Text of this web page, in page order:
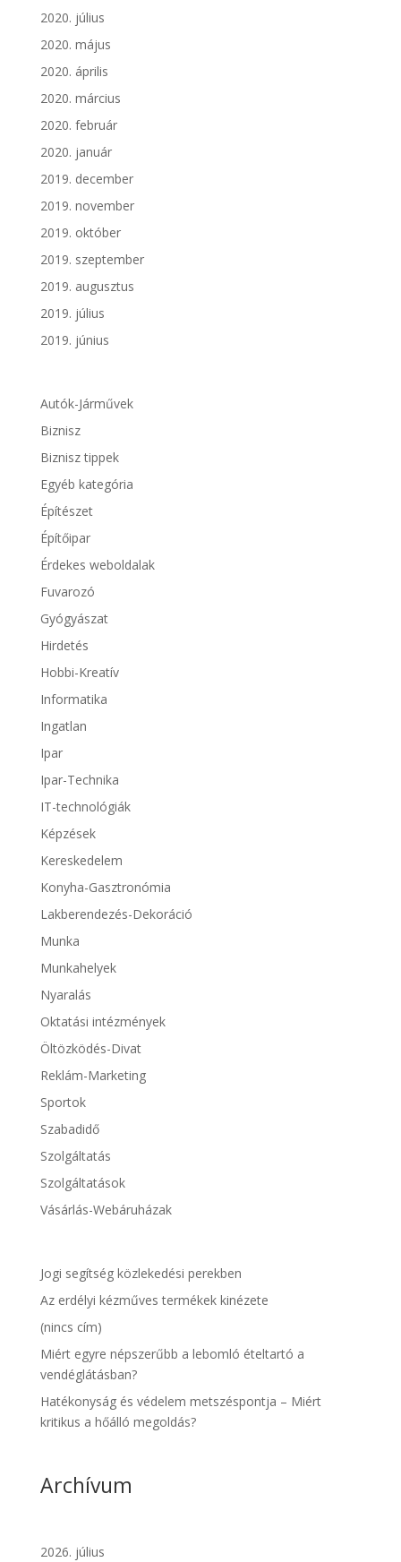
2020. július
2020. május
2020. április
2020. március
2020. február
2020. január
2019. december
2019. november
2019. október
2019. szeptember
2019. augusztus
2019. július
2019. június
Autók-Járművek
Biznisz
Biznisz tippek
Egyéb kategória
Építészet
Építőipar
Érdekes weboldalak
Fuvarozó
Gyógyászat
Hirdetés
Hobbi-Kreatív
Informatika
Ingatlan
Ipar
Ipar-Technika
IT-technológiák
Képzések
Kereskedelem
Konyha-Gasztronómia
Lakberendezés-Dekoráció
Munka
Munkahelyek
Nyaralás
Oktatási intézmények
Öltözködés-Divat
Reklám-Marketing
Sportok
Szabadidő
Szolgáltatás
Szolgáltatások
Vásárlás-Webáruházak
Jogi segítség közlekedési perekben
Az erdélyi kézműves termékek kinézete
(nincs cím)
Miért egyre népszerűbb a lebomló ételtartó a
vendéglátásban?
Hatékonyság és védelem metszéspontja – Miért
kritikus a hőálló megoldás?
Archívum
2026. július